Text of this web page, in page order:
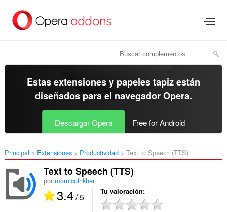
contenido
Estas extensiones y papeles tapiz están
diseñados para el navegador Opera.
Descargar Opera Free for Android
Principal Extensiones Productividad Text to Speech (TTS)‎
Text to Speech (TTS)
por mornicolhkher
3.4/ 5 Tu valoración